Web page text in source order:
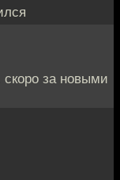
за новыми